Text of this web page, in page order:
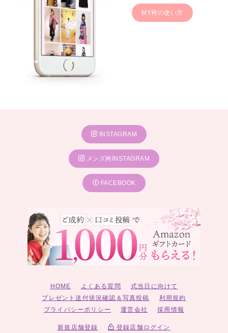
MY袴の使い方
INSTAGRAM
メンズ袴INSTAGRAM
FACEBOOK
HOME よくある質問
式当日に向けて
プレゼント送付状況確認＆写真投稿
利用規約
プライバシーポリシー
運営会社 採用情報
新規店舗登録 登録店舗ログイン